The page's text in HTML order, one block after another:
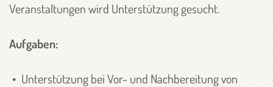
Veranstaltungen wird Unterstützung gesucht.
Aufgaben:
Unterstützung bei Vor- und Nachbereitung von